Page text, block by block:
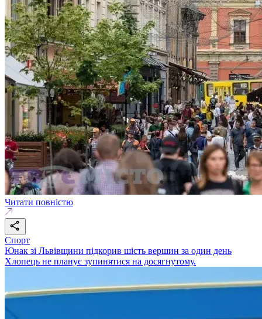
Читати повністю
Спорт
Юнак зі Львівщини підкорив шість вершин за один день
Хлопець не планує зупинятися на досягнутому.